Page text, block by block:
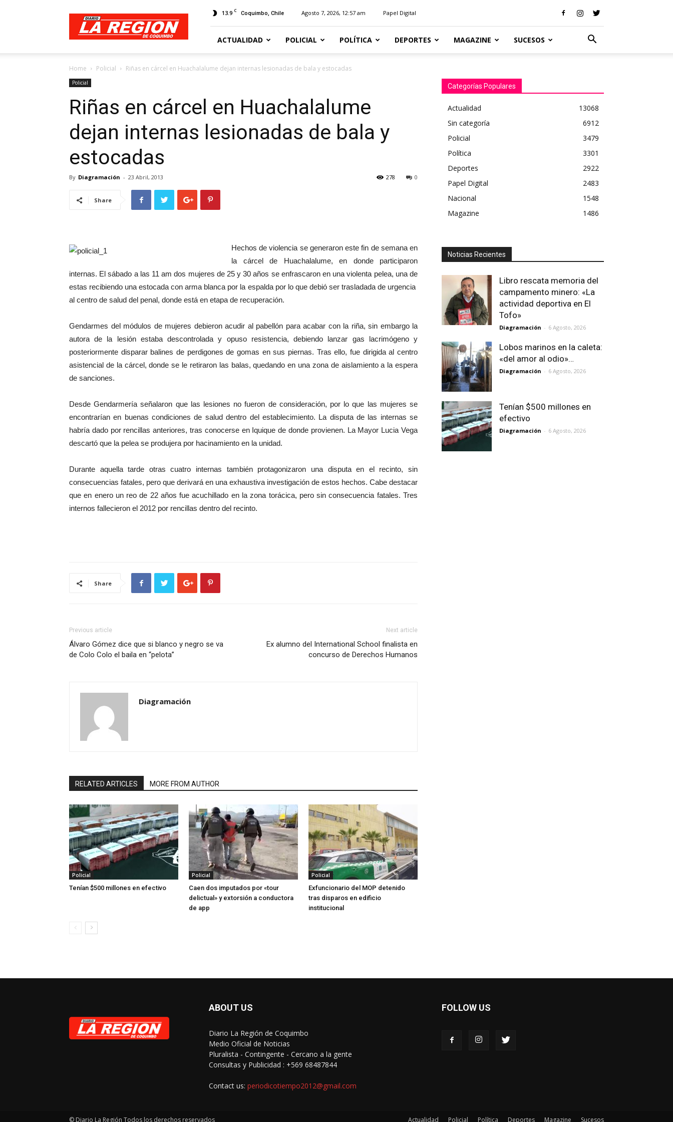
Diario
Región
13.9 C Coquimbo, Chile Agosto 7, 2026, 12:57 am Papel Digital
ACTUALIDAD POLICIAL POLÍTICA DEPORTES MAGAZINE SUCESOS
Home Policial Riñas en cárcel en Huachalalume dejan internas lesionadas de bala y estocadas
Policial
Riñas en cárcel en Huachalalume
dejan internas lesionadas de bala y
estocadas
By Diagramación - 23 Abril, 2013 0
278
Share
Hechos de violencia se generaron este fin de semana en
la cárcel de Huachalalume, en donde participaron
internas. El sábado a las 11 am dos mujeres de 25 y 30 años se enfrascaron en una violenta pelea, una de
estas recibiendo una estocada con arma blanca por la espalda por lo que debió ser trasladada de urgencia
al centro de salud del penal, donde está en etapa de recuperación.
Gendarmes del módulos de mujeres debieron acudir al pabellón para acabar con la riña, sin embargo la
autora de la lesión estaba descontrolada y opuso resistencia, debiendo lanzar gas lacrimógeno y
posteriormente disparar balines de perdigones de gomas en sus piernas. Tras ello, fue dirigida al centro
asistencial de la cárcel, donde se le retiraron las balas, quedando en una zona de aislamiento a la espera
de sanciones.
Desde Gendarmería señalaron que las lesiones no fueron de consideración, por lo que las mujeres se
encontrarían en buenas condiciones de salud dentro del establecimiento. La disputa de las internas se
habría dado por rencillas anteriores, tras conocerse en Iquique de donde provienen. La Mayor Lucia Vega
descartó que la pelea se produjera por hacinamiento en la unidad.
Durante aquella tarde otras cuatro internas también protagonizaron una disputa en el recinto, sin
consecuencias fatales, pero que derivará en una exhaustiva investigación de estos hechos. Cabe destacar
que en enero un reo de 22 años fue acuchillado en la zona torácica, pero sin consecuencia fatales. Tres
internos fallecieron el 2012 por rencillas dentro del recinto.
Share
Previous article
Álvaro Gómez dice que si blanco y negro se va
de Colo Colo el baila en “pelota”
Next article
Ex alumno del International School finalista en
concurso de Derechos Humanos
Diagramación
RELATED ARTICLES MORE FROM AUTHOR
Policial
Tenían $500 millones en efectivo
Policial
Caen dos imputados por «tour
delictual» y extorsión a conductora
de app
Policial
Exfuncionario del MOP detenido
tras disparos en edificio
institucional
Categorías Populares
Actualidad
13068
Sin categoría
6912
Policial
3479
Política
3301
Deportes
2922
Papel Digital
2483
Nacional
1548
Magazine
1486
Noticias Recientes
Libro rescata memoria del
campamento minero: «La
actividad deportiva en El
Tofo»
Diagramación - 6 Agosto, 2026
Lobos marinos en la caleta:
«del amor al odio»…
Diagramación - 6 Agosto, 2026
Tenían $500 millones en
efectivo
Diagramación - 6 Agosto, 2026
ABOUT US
Diario La Región de Coquimbo
Medio Oficial de Noticias
Pluralista - Contingente - Cercano a la gente
Consultas y Publicidad : +569 68487844
Contact us: periodicotiempo2012@gmail.com
FOLLOW US
Actualidad Policial Política Deportes Magazine Sucesos
© Diario La Región Todos los derechos reservados